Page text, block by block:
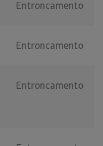
Entroncamento
Entroncamento
Entroncamento